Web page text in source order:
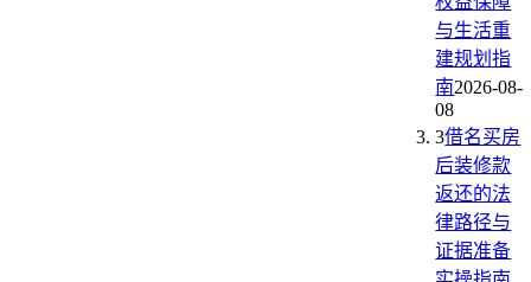
与生活重
建规划指
南2026-08-
08
3借名买房
后装修款
返还的法
律路径与
证据准备